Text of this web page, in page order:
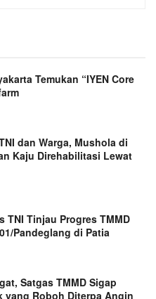
Temukan “IYEN Core
dan Warga, Mushola di
Kaju Direhabilitasi Lewat
TNI Tinjau Progres TMMD
Pandeglang di Patia
Satgas TMMD Sigap
yang Roboh Diterpa Angin